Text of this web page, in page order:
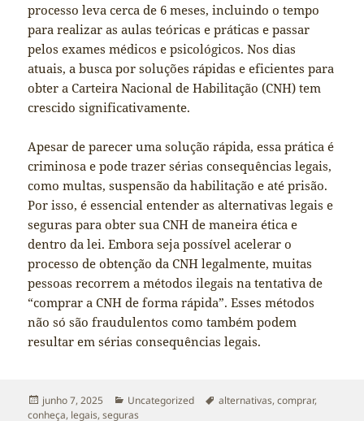
processo leva cerca de 6 meses, incluindo o tempo
para realizar as aulas teóricas e práticas e passar
pelos exames médicos e psicológicos. Nos dias
atuais, a busca por soluções rápidas e eficientes para
obter a Carteira Nacional de Habilitação (CNH) tem
crescido significativamente.
Apesar de parecer uma solução rápida, essa prática é
criminosa e pode trazer sérias consequências legais,
como multas, suspensão da habilitação e até prisão.
Por isso, é essencial entender as alternativas legais e
seguras para obter sua CNH de maneira ética e
dentro da lei. Embora seja possível acelerar o
processo de obtenção da CNH legalmente, muitas
pessoas recorrem a métodos ilegais na tentativa de
“comprar a CNH de forma rápida”. Esses métodos
não só são fraudulentos como também podem
resultar em sérias consequências legais.
Publicado
em
junho 7, 2025 Categorias
Uncategorized Tags
alternativas,comprar,
conheça, legais,seguras